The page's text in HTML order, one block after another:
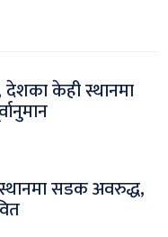
केही स्थानमा
सडक अवरुद्ध,